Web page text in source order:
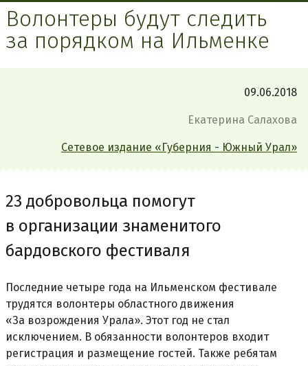
Волонтеры будут следить
за порядком на Ильменке
09.06.2018
Екатерина Салахова
Сетевое издание «Губерния - Южный Урал»
23 добровольца помогут
в организации знаменитого
бардовского фестиваля
Последние четыре года на Ильменском фестивале
трудятся волонтеры областного движения
«За возрождения Урала». Этот год не стал
исключением. В обязанности волонтеров входит
регистрация и размещение гостей. Также ребятам